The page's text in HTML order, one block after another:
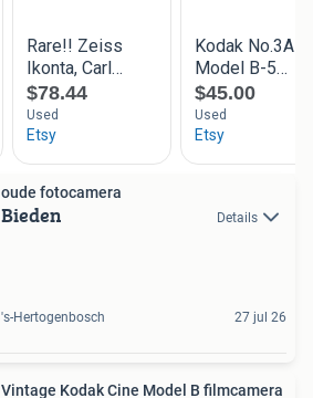
oude fotocamera
Bieden Details
's-Hertogenbosch 27 jul 26
Vintage Kodak Cine Model B filmcamera